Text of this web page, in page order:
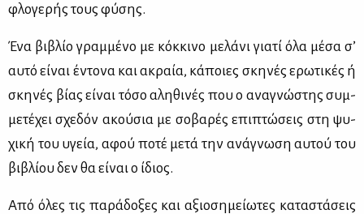
φλο­γε­ρής τους φύ­σης.
Ένα βι­βλίο γραμ­μέ­νο με κόκ­κι­νο με­λά­νι για­τί όλα μέ­σα σ’
αυ­τό εί­ναι έντο­να και ακραία, κά­ποιες σκη­νές ερω­τι­κές ή
σκη­νές βί­ας εί­ναι τό­σο αλη­θι­νές που ο ανα­γνώ­στης συμ­
με­τέ­χει σχε­δόν ακού­σια με σο­βα­ρές επι­πτώ­σεις στη ψυ­
χι­κή του υγεία, αφού πο­τέ με­τά την ανά­γνω­ση αυ­τού του
βι­βλί­ου δεν θα εί­ναι ο ίδιος.
Από όλες τις πα­ρά­δο­ξες και αξιο­ση­μεί­ω­τες κα­τα­στά­σεις